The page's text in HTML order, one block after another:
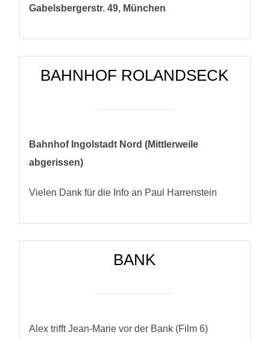
Gabelsbergerstr. 49, München
BAHNHOF ROLANDSECK
Bahnhof Ingolstadt Nord (Mittlerweile
abgerissen)
Vielen Dank für die Info an Paul Harrenstein
BANK
Alex trifft Jean-Marie vor der Bank (Film 6)